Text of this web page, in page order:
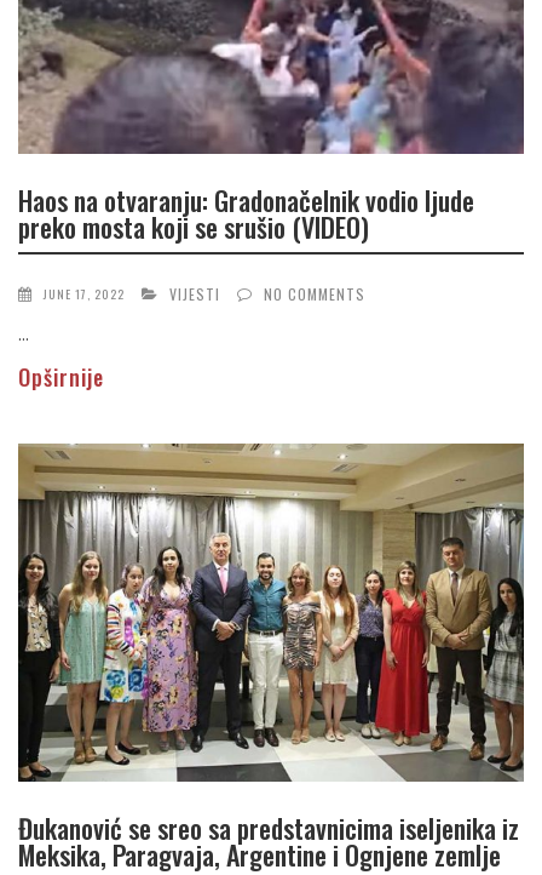
Haos na otvaranju: Gradonačelnik vodio ljude
preko mosta koji se srušio (VIDEO)
JUNE 17, 2022 VIJESTI NO COMMENTS
...
Opširnije
Đukanović se sreo sa predstavnicima iseljenika iz
Meksika, Paragvaja, Argentine i Ognjene zemlje